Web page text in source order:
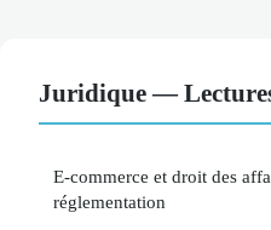
Juridique —
E-commerce et droit des
réglementation